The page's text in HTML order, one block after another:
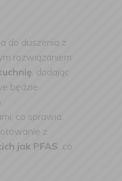
do duszenia z
rozwiązaniem
, dodając
będzie
co sprawia,
z
jak PFAS, co